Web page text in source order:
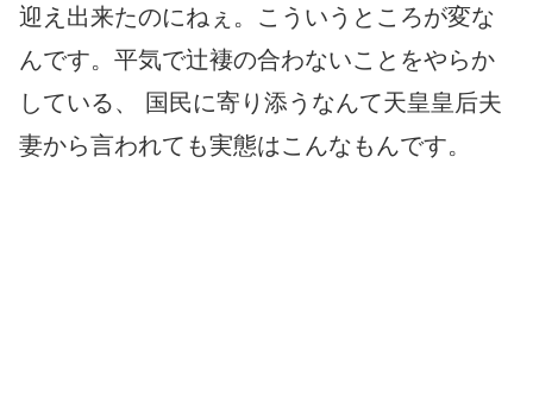
迎え出来たのにねぇ。こういうところが変な
んです。平気で辻褄の合わないことをやらか
している、 国民に寄り添うなんて天皇皇后夫
妻から言われても実態はこんなもんです。